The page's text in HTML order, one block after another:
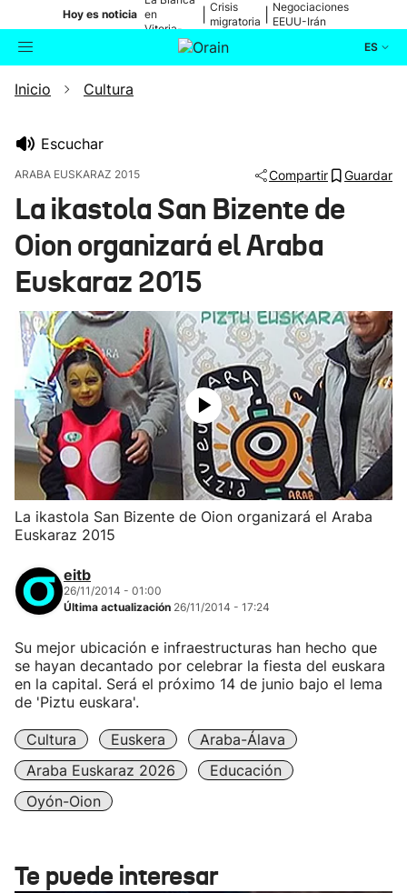
Hoy es noticia en
Vitoria-
Gasteiz
Crisis
migratoria
Negociaciones
EEUU-Irán
ES
Buscador
Ikusmiran
Eguraldia
Inicio Cultura
Escuchar
ARABA EUSKARAZ 2015 Compartir Guardar
La ikastola San Bizente de
Oion organizará el Araba
Euskaraz 2015
La ikastola San Bizente de Oion organizará el Araba
Euskaraz 2015
eitb
26/11/2014 - 01:00
Última actualización 26/11/2014 - 17:24
Su mejor ubicación e infraestructuras han hecho que
se hayan decantado por celebrar la fiesta del euskara
en la capital. Será el próximo 14 de junio bajo el lema
de 'Piztu euskara'.
Cultura Euskera
Araba-Álava
Araba Euskaraz 2026
Educación
Oyón-Oion
Te puede interesar